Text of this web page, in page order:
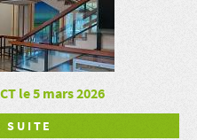
le 5 mars 2026
SUITE